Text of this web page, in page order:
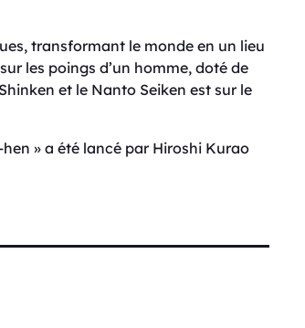
transformant le monde en un lieu
les poings d’un homme, doté de
et le Nanto Seiken est sur le
» a été lancé par Hiroshi Kurao